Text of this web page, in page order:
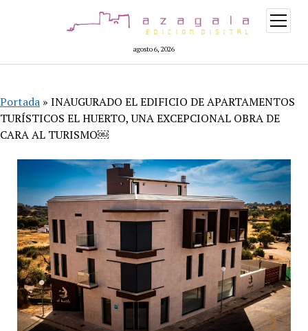
agosto 6, 2026
abrir
menú
Portada » INAUGURADO EL EDIFICIO DE APARTAMENTOS
TURÍSTICOS EL HUERTO, UNA EXCEPCIONAL OBRA DE
CARA AL TURISMO￼